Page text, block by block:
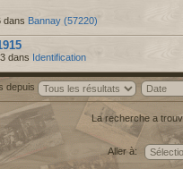
dans Bannay (57220)
dans Identification
depuis
La recherche a
Aller à: